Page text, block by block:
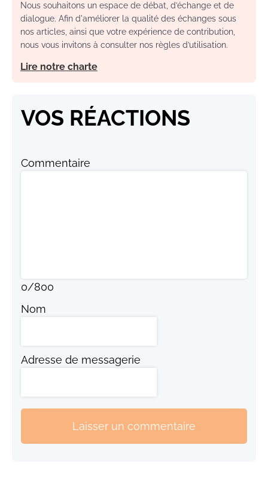
Nous souhaitons un espace de débat, d’échange et de
dialogue. Afin d'améliorer la qualité des échanges sous
nos articles, ainsi que votre expérience de contribution,
nous vous invitons à consulter nos règles d’utilisation.
Lire notre charte
VOS RÉACTIONS
Commentaire
0/800
Nom
Adresse de messagerie
Laisser un commentaire